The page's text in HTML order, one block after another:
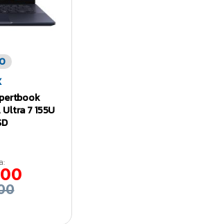
Ultra 7 155U